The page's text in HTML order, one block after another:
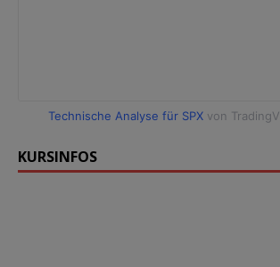
Technische Analyse für SPX von
KURSINFOS